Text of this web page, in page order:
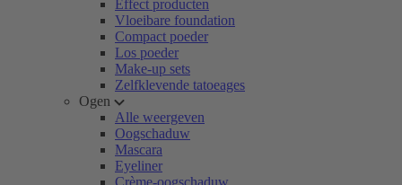
Effect producten
Vloeibare foundation
Compact poeder
Los poeder
Make-up sets
Zelfklevende tatoeages
Ogen
Alle weergeven
Oogschaduw
Mascara
Eyeliner
Crème-oogschaduw